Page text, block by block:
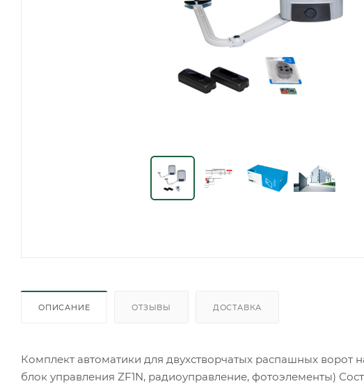
ОПИСАНИЕ ОТЗЫВЫ ДОСТАВКА
Комплект автоматики для двухстворчатых распашных ворот
блок управления ZF1N, радиоуправление, фотоэлементы)